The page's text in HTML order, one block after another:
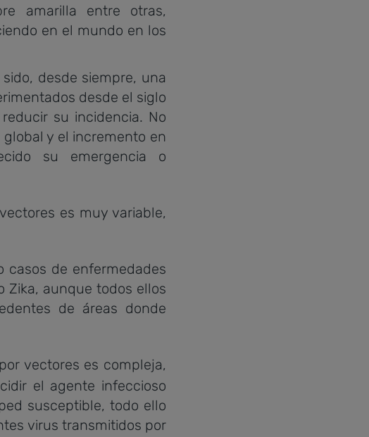
amarilla entre otras,
en el mundo en los
desde siempre, una
desde el siglo
su incidencia. No
y el incremento en
su emergencia o
es muy variable,
casos de enfermedades
Zika, aunque todos ellos
de áreas donde
vectores es compleja,
el agente infeccioso
susceptible, todo ello
virus transmitidos por